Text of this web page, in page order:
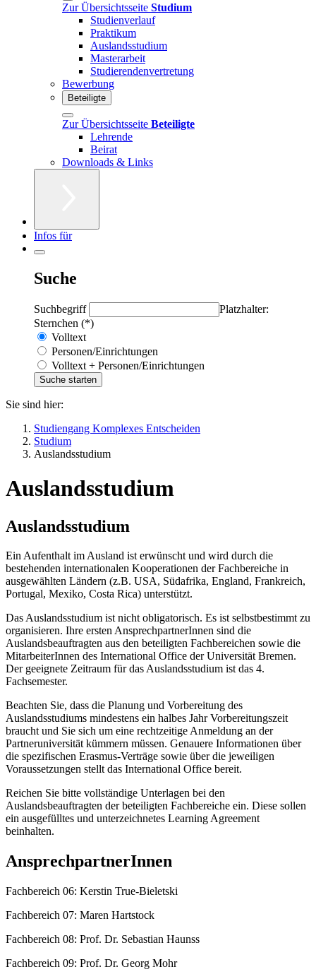
Zur Übersichtsseite Studium
Studienverlauf
Praktikum
Auslandsstudium
Masterarbeit
Studierendenvertretung
Bewerbung
Beteiligte
Zur Übersichtsseite Beteiligte
Lehrende
Beirat
Downloads & Links
Infos für
Suche
Suchbegriff
Platzhalter:
Sternchen (*)
Volltext
Personen/Einrichtungen
Volltext + Personen/Einrichtungen
Sie sind hier:
Studiengang Komplexes Entscheiden
Studium
Auslandsstudium
Auslandsstudium
Auslandsstudium
Ein Aufenthalt im Ausland ist erwünscht und wird durch die
bestehenden internationalen Kooperationen der Fachbereiche in
ausgewählten Ländern (z.B. USA, Südafrika, England, Frankreich,
Portugal, Mexiko, Costa Rica) unterstützt.
Das Auslandsstudium ist nicht obligatorisch. Es ist selbstbestimmt zu
organisieren. Ihre ersten AnsprechpartnerInnen sind die
Auslandsbeauftragten aus den beteiligten Fachbereichen sowie die
MitarbeiterInnen des International Office der Universität Bremen.
Der geeignete Zeitraum für das Auslandsstudium ist das 4.
Fachsemester.
Beachten Sie, dass die Planung und Vorbereitung des
Auslandsstudiums mindestens ein halbes Jahr Vorbereitungszeit
braucht und Sie sich um eine rechtzeitige Anmeldung an der
Partneruniversität kümmern müssen. Genauere Informationen über
die spezifischen Erasmus-Verträge sowie über die jeweiligen
Voraussetzungen stellt das International Office bereit.
Reichen Sie bitte vollständige Unterlagen bei den
Auslandsbeauftragten der beteiligten Fachbereiche ein. Diese sollen
ein ausgefülltes und unterzeichnetes Learning Agreement
beinhalten.
AnsprechpartnerInnen
Fachbereich 06: Kerstin True-Bieletski
Fachbereich 07: Maren Hartstock
Fachbereich 08: Prof. Dr. Sebastian Haunss
Fachbereich 09: Prof. Dr. Georg Mohr